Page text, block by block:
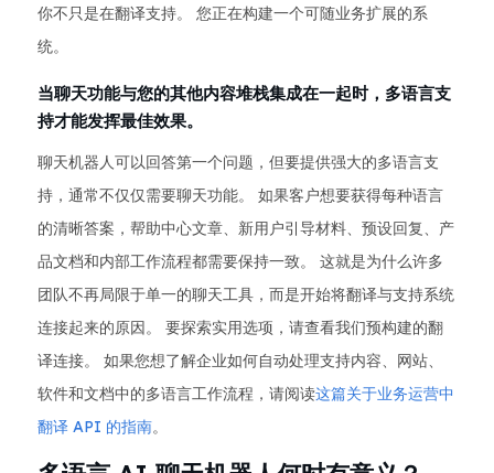
你不只是在翻译支持。 您正在构建一个可随业务扩展的系
统。
当聊天功能与您的其他内容堆栈集成在一起时，多语言支
持才能发挥最佳效果。
聊天机器人可以回答第一个问题，但要提供强大的多语言支
持，通常不仅仅需要聊天功能。 如果客户想要获得每种语言
的清晰答案，帮助中心文章、新用户引导材料、预设回复、产
品文档和内部工作流程都需要保持一致。 这就是为什么许多
团队不再局限于单一的聊天工具，而是开始将翻译与支持系统
连接起来的原因。 要探索实用选项，请查看我们预构建的翻
译连接。 如果您想了解企业如何自动处理支持内容、网站、
软件和文档中的多语言工作流程，请阅读这篇关于业务运营中
翻译 API 的指南。